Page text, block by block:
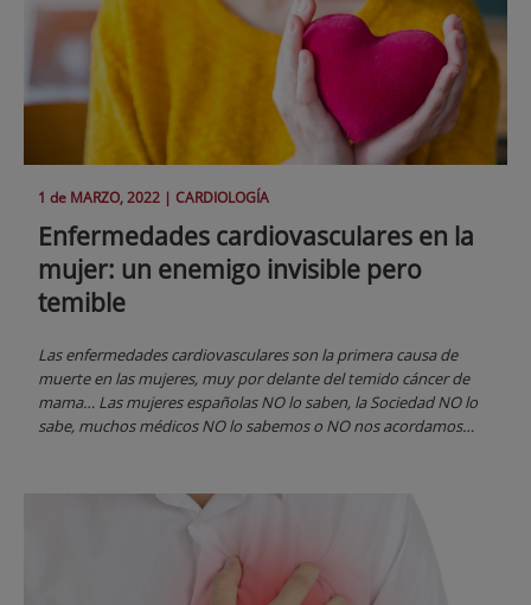
1 de MARZO, 2022 | CARDIOLOGÍA
Enfermedades cardiovasculares en la
mujer: un enemigo invisible pero
temible
Las enfermedades cardiovasculares son la primera causa de
muerte en las mujeres, muy por delante del temido cáncer de
mama… Las mujeres españolas NO lo saben, la Sociedad NO lo
sabe, muchos médicos NO lo sabemos o NO nos acordamos…